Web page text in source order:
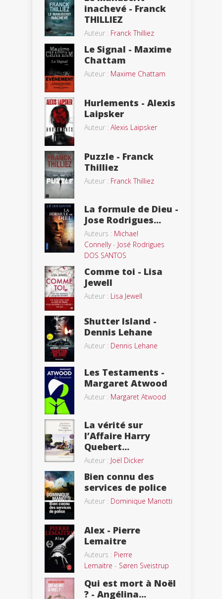
inachevé - Franck
THILLIEZ
Auteur : Franck Thilliez
Le Signal - Maxime
Chattam
Auteur : Maxime Chattam
Hurlements - Alexis
Laipsker
Auteur : Alexis Laipsker
Puzzle - Franck
Thilliez
Auteur : Franck Thilliez
La formule de Dieu -
Jose Rodrigues...
Auteurs : Michael
Connelly- José Rodrigues
DOS SANTOS
Comme toi - Lisa
Jewell
Auteur : Lisa Jewell
Shutter Island -
Dennis Lehane
Auteur : Dennis Lehane
Les Testaments -
Margaret Atwood
Auteur : Margaret Atwood
La vérité sur
l’Affaire Harry
Quebert...
Auteur : Joël Dicker
Bien connu des
services de police
Auteur : Dominique Manotti
Alex - Pierre
Lemaitre
Auteurs : Pierre
Lemaitre - Søren Sveistrup
Qui est mort à Noël
? - Angélina...